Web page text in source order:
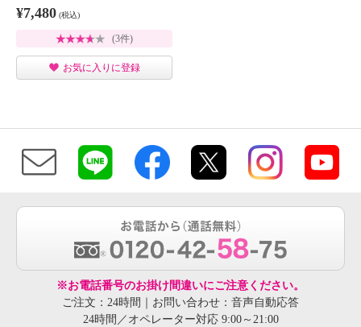
¥7,480 (税込)
(3件)
お気に入りに登録
※お電話番号のお掛け間違いにご注意ください。
ご注文：24時間｜お問い合わせ：音声自動応答
24時間／オペレーター対応 9:00～21:00